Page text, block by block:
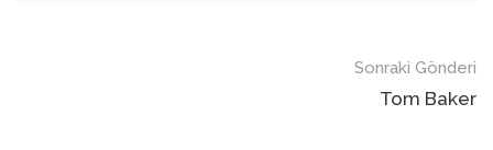
Sonraki Gönderi
Tom Baker